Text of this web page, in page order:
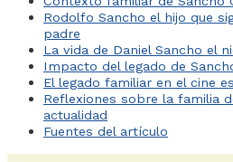
Rodolfo Sancho el hijo que
padre
La vida de Daniel Sancho el
Impacto del legado de
El legado familiar en el cine
Reflexiones sobre la familia
actualidad
Fuentes del artículo